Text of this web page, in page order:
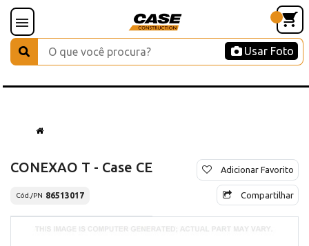
Usar Foto
CONEXAO T - Case CE
Cód./PN 86513017
Adicionar Favorito
Compartilhar